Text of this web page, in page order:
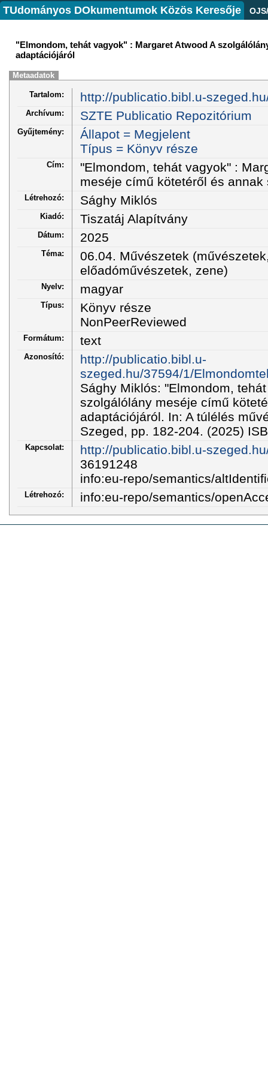
TUdományos DOkumentumok Közös Keresője
"Elmondom, tehát vagyok" : Margaret Atwood A
adaptációjáról
Metaadatok
Tartalom: http://publicatio.bibl.u-
Archívum: SZTE Publicatio Repozitórium
Gyűjtemény:
Állapot = Megjelent
Típus = Könyv része
Cím:
"Elmondom, tehát vagyok" :
meséje című kötetéről és
Létrehozó: Sághy Miklós
Kiadó: Tiszatáj Alapítvány
Dátum: 2025
Téma:
06.04. Művészetek
előadóművészetek, zene)
Nyelv: magyar
Típus:
Könyv része
NonPeerReviewed
Formátum: text
Azonosító:
http://publicatio.bibl.u-
szeged.hu/37594/1/
Sághy Miklós: "Elmondom,
szolgálólány meséje című
adaptációjáról. In: A túlélés
Szeged, pp. 182-204. (2025)
Kapcsolat:
http://publicatio.bibl.u-
36191248
info:eu-repo/semantics/
Létrehozó: info:eu-repo/semantics/